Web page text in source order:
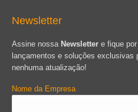
Newsletter
Assine nossa Newsletter e fique
lançamentos e soluções exclusivas
nenhuma atualização!
Nome da Empresa